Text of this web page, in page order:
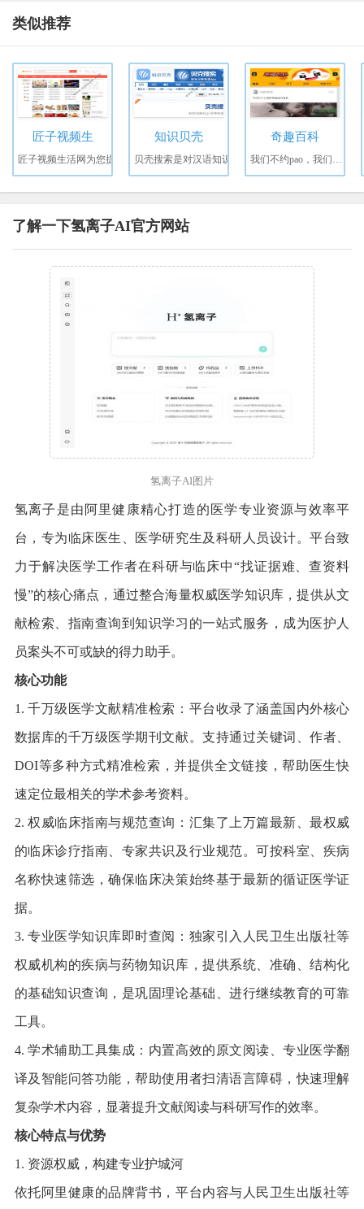
类似推荐
匠子视频生
匠子视频生活网为您提
知识贝壳
贝壳搜索是对汉语知识
奇趣百科
我们不约pao，我们只负
了解一下氢离子AI官方网站
氢离子AI图片
氢离子是由阿里健康精心打造的医学专业资源与效率平
台，专为临床医生、医学研究生及科研人员设计。平台致
力于解决医学工作者在科研与临床中“找证据难、查资料
慢”的核心痛点，通过整合海量权威医学知识库，提供从文
献检索、指南查询到知识学习的一站式服务，成为医护人
员案头不可或缺的得力助手。
核心功能
1. 千万级医学文献精准检索：平台收录了涵盖国内外核心
数据库的千万级医学期刊文献。支持通过关键词、作者、
DOI等多种方式精准检索，并提供全文链接，帮助医生快
速定位最相关的学术参考资料。
2. 权威临床指南与规范查询：汇集了上万篇最新、最权威
的临床诊疗指南、专家共识及行业规范。可按科室、疾病
名称快速筛选，确保临床决策始终基于最新的循证医学证
据。
3. 专业医学知识库即时查阅：独家引入人民卫生出版社等
权威机构的疾病与药物知识库，提供系统、准确、结构化
的基础知识查询，是巩固理论基础、进行继续教育的可靠
工具。
4. 学术辅助工具集成：内置高效的原文阅读、专业医学翻
译及智能问答功能，帮助使用者扫清语言障碍，快速理解
复杂学术内容，显著提升文献阅读与科研写作的效率。
核心特点与优势
1. 资源权威，构建专业护城河
依托阿里健康的品牌背书，平台内容与人民卫生出版社等